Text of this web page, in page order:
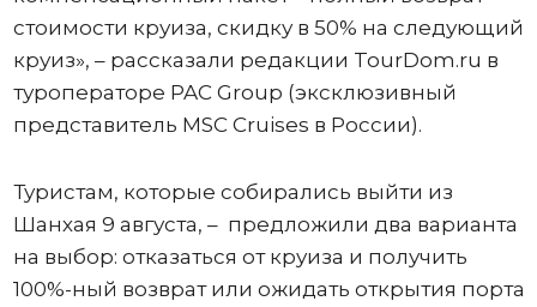
стоимости круиза, скидку в 50% на следующий
круиз», – рассказали редакции TourDom.ru в
туроператоре PAC Group (эксклюзивный
представитель MSC Cruises в России).
Туристам, которые собирались выйти из
Шанхая 9 августа, – предложили два варианта
на выбор: отказаться от круиза и получить
100%-ный возврат или ожидать открытия порта